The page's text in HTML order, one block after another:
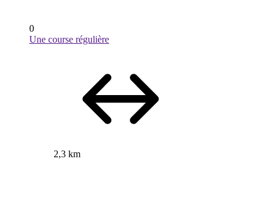
0
Une course régulière
2,3 km